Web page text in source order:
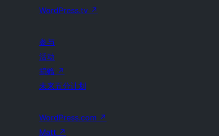
WordPress.tv ↗
参与
活动
捐赠 ↗
未来五分计划
WordPress.com ↗
Matt ↗